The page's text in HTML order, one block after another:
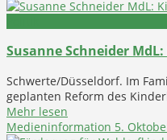
Susanne Schneider
Schwerte/Düsseldorf. Im
geplanten Reform des
Mehr lesen
Medieninformation 5.